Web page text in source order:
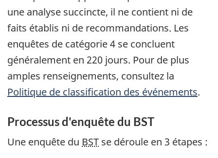
une analyse succincte, il ne contient ni de
faits établis ni de recommandations. Les
enquêtes de catégorie 4 se concluent
généralement en 220 jours. Pour de plus
amples renseignements, consultez la
Politique de classification des événements.
Processus d'enquête du BST
Une enquête du BST se déroule en 3 étapes :